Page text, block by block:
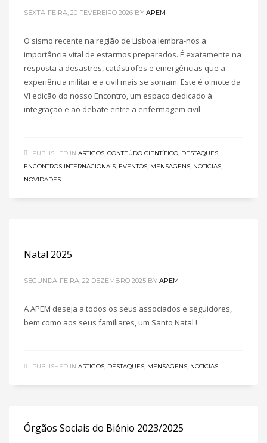
SEXTA-FEIRA, 20 FEVEREIRO 2026 BY APEM
O sismo recente na região de Lisboa lembra-nos a
importância vital de estarmos preparados. É exatamente na
resposta a desastres, catástrofes e emergências que a
experiência militar e a civil mais se somam. Este é o mote da
VI edição do nosso Encontro, um espaço dedicado à
integração e ao debate entre a enfermagem civil
PUBLISHED IN ARTIGOS, CONTEÚDO CIENTÍFICO, DESTAQUES,
ENCONTROS INTERNACIONAIS, EVENTOS, MENSAGENS, NOTÍCIAS,
NOVIDADES
Natal 2025
SEGUNDA-FEIRA, 22 DEZEMBRO 2025 BY APEM
A APEM deseja a todos os seus associados e seguidores,
bem como aos seus familiares, um Santo Natal !
PUBLISHED IN ARTIGOS, DESTAQUES, MENSAGENS, NOTÍCIAS
Órgãos Sociais do Biénio 2023/2025